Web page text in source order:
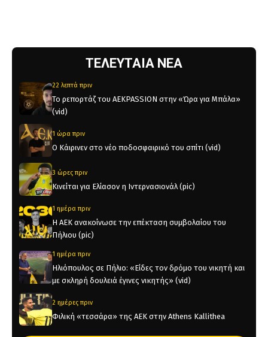
ΤΕΛΕΥΤΑΙΑ ΝΕΑ
22 λεπτά πριν
Το ρεπορτάζ του AEKPASSION στην «Ώρα για Μπάλα»
(vid)
1 ώρα πριν
Ο Κάιρινεν στο νέο ποδοσφαιρικό του σπίτι (vid)
3 ώρες πριν
Κινείται για Ελίασον η Ιντερνασιονάλ (pic)
1 ημέρα πριν
Η ΑΕΚ ανακοίνωσε την επέκταση συμβολαίου του
Πήλιου (pic)
1 ημέρα πριν
Ηλιόπουλος σε Πήλιο: «Είδες τον δρόμο του νικητή και
με σκληρή δουλειά έγινες νικητής» (vid)
2 ημέρες πριν
Φιλική «τεσσάρα» της ΑΕΚ στην Athens Kallithea